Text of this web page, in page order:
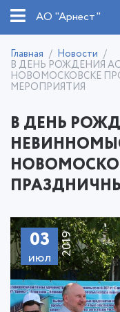
АО "Арнест"
Главная
Новости
В ДЕНЬ РОЖДЕНИЯ
НОВОМОСКОВСКЕ
МЕРОПРИЯТИЯ
В ДЕНЬ
03
июл
2019